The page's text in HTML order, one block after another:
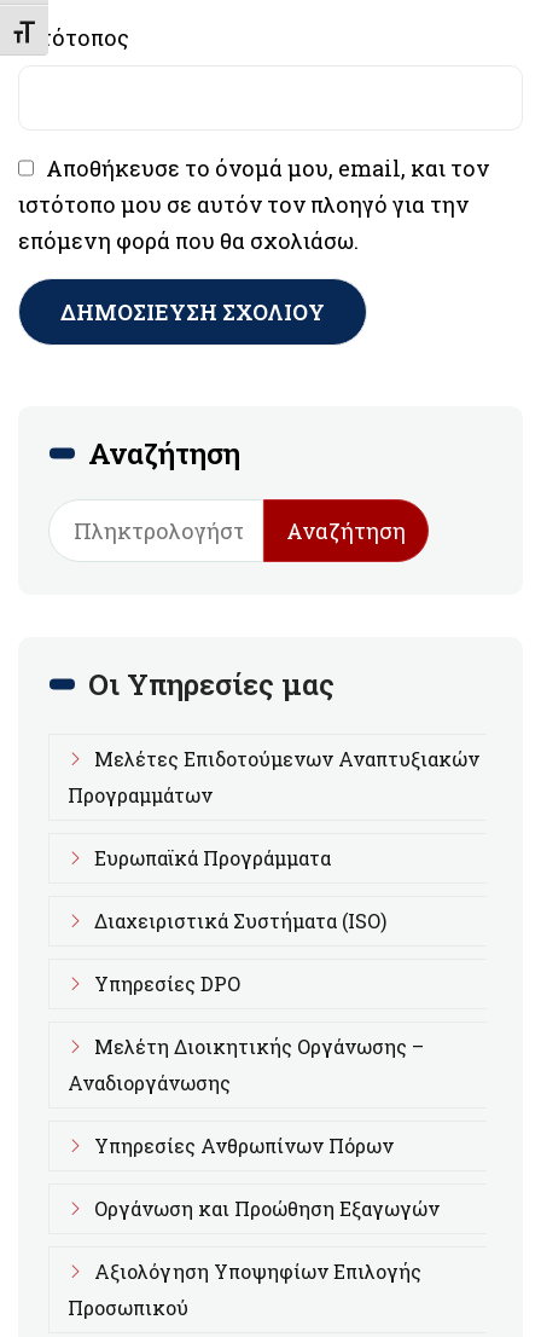
Εναλλαγή Μεγέθους Γραμμάτων
Ιστότοπος
Αποθήκευσε το όνομά μου, email, και τον
ιστότοπο μου σε αυτόν τον πλοηγό για την
επόμενη φορά που θα σχολιάσω.
Αναζήτηση
Αναζήτηση
Οι Υπηρεσίες μας
Μελέτες Επιδοτούμενων Αναπτυξιακών
Προγραμμάτων
Ευρωπαϊκά Προγράμματα
Διαχειριστικά Συστήματα (ISO)
Υπηρεσίες DPO
Μελέτη Διοικητικής Οργάνωσης –
Αναδιοργάνωσης
Υπηρεσίες Ανθρωπίνων Πόρων
Οργάνωση και Προώθηση Εξαγωγών
Αξιολόγηση Υποψηφίων Επιλογής
Προσωπικού